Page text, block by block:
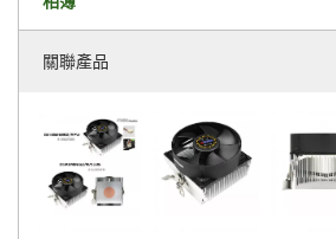
關聯產品